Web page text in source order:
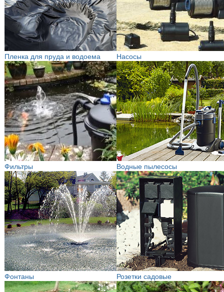
Пленка для пруда и водоема Насосы
Фильтры Водные пылесосы
Фонтаны Розетки садовые